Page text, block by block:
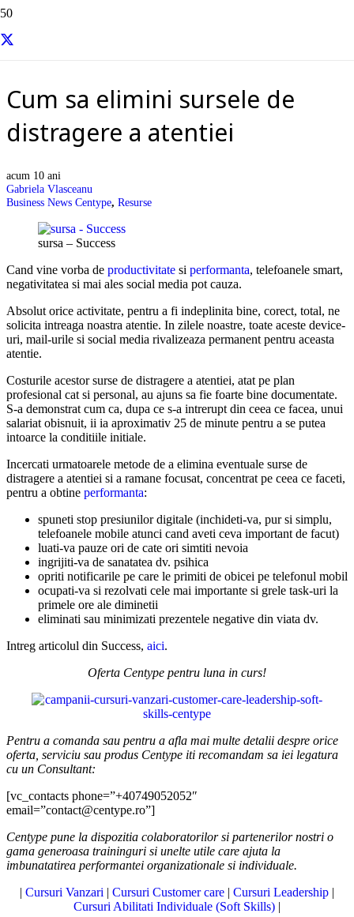
Cum sa elimini sursele de
distragere a atentiei
acum 10 ani
Gabriela Vlasceanu
Business News Centype, Resurse
sursa – Success
Cand vine vorba de productivitate si performanta, telefoanele smart,
negativitatea si mai ales social media pot cauza.
Absolut orice activitate, pentru a fi indeplinita bine, corect, total, ne
solicita intreaga noastra atentie. In zilele noastre, toate aceste device-
uri, mail-urile si social media rivalizeaza permanent pentru aceasta
atentie.
Costurile acestor surse de distragere a atentiei, atat pe plan
profesional cat si personal, au ajuns sa fie foarte bine documentate.
S-a demonstrat cum ca, dupa ce s-a intrerupt din ceea ce facea, unui
salariat obisnuit, ii ia aproximativ 25 de minute pentru a se putea
intoarce la conditiile initiale.
Incercati urmatoarele metode de a elimina eventuale surse de
distragere a atentiei si a ramane focusat, concentrat pe ceea ce faceti,
pentru a obtine performanta:
spuneti stop presiunilor digitale (inchideti-va, pur si simplu,
telefoanele mobile atunci cand aveti ceva important de facut)
luati-va pauze ori de cate ori simtiti nevoia
ingrijiti-va de sanatatea dv. psihica
opriti notificarile pe care le primiti de obicei pe telefonul mobil
ocupati-va si rezolvati cele mai importante si grele task-uri la
primele ore ale diminetii
eliminati sau minimizati prezentele negative din viata dv.
Intreg articolul din Success, aici.
Oferta Centype pentru luna in curs!
Pentru a comanda sau pentru a afla mai multe detalii despre orice
oferta, serviciu sau produs Centype iti recomandam sa iei legatura
cu un Consultant:
[vc_contacts phone=”+40749052052″
email=”contact@centype.ro”]
Centype pune la dispozitia colaboratorilor si partenerilor nostri o
gama generoasa traininguri si unelte utile care ajuta la
imbunatatirea performantei organizationale si individuale.
| Cursuri Vanzari | Cursuri Customer care | Cursuri Leadership |
Cursuri Abilitati Individuale (Soft Skills) |